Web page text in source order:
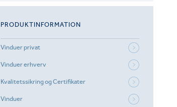
PRODUKTINFORMATION
Vinduer privat
Vinduer erhverv
Kvalitetssikring og Certifikater
Vinduer